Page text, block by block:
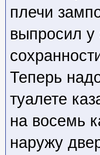
плечи
выпросил
Теперь
туалете
на восемь
наружу